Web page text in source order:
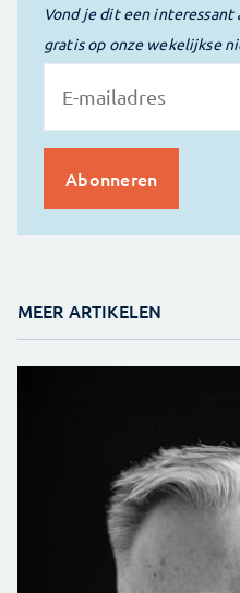
Vond je dit een interessant
gratis op onze wekelijkse
MEER ARTIKELEN